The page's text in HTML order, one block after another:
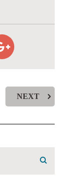
NEXT